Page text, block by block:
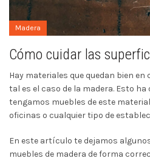
Madera
Cómo cuidar las
Hay materiales que quedan bien
tal es el caso de la madera. Esto
tengamos muebles de este
oficinas o cualquier tipo de
En este artículo te dejamos
muebles de madera de forma